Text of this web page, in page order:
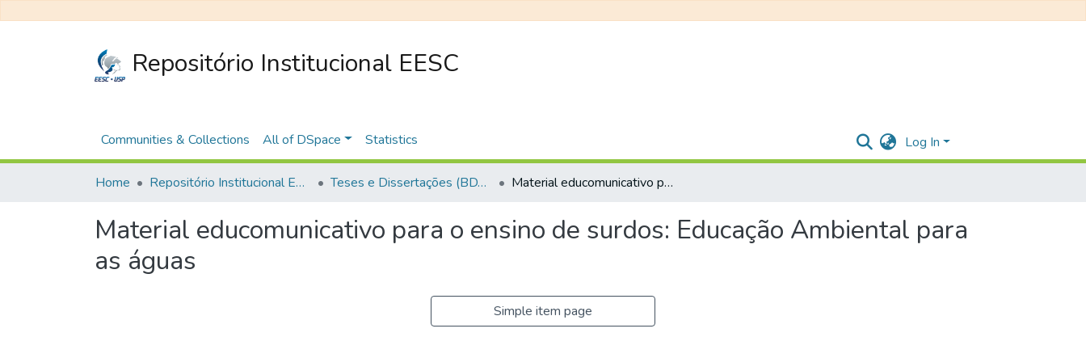
Repositório Institucional EESC
Communities & Collections All of DSpace Statistics Log In
Home Repositório Institucional EESC Teses e Dissertações (BDTD USP) Material educomunicativo para o ensino de surdos: Educação Ambiental para as águas
Material educomunicativo para o ensino de surdos: Educação Ambiental para
as águas
Simple item page